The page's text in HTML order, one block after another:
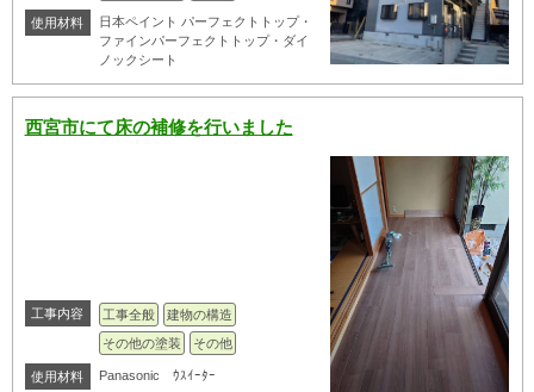
使用材料
日本ペイント パーフェクトトップ・
ファインパーフェクトトップ・ダイ
ノックシート
西宮市にて床の補修を行いました
工事内容 工事全般
建物の構造
その他の塗装
その他
使用材料 Panasonic ｳｽｲｰﾀｰ